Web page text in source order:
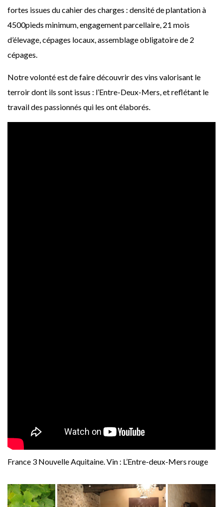
fortes issues du cahier des charges : densité de plantation à
4500pieds minimum, engagement parcellaire, 21 mois
d’élevage, cépages locaux, assemblage obligatoire de 2
cépages.
Notre volonté est de faire découvrir des vins valorisant le
terroir dont ils sont issus : l’Entre-Deux-Mers, et reflétant le
travail des passionnés qui les ont élaborés.
France 3 Nouvelle Aquitaine. Vin : L’Entre-deux-Mers rouge